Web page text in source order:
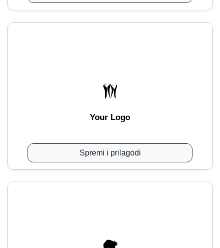
Your Logo
Spremi i prilagodi